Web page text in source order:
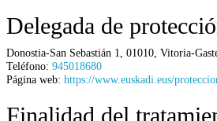
Delegada de
Donostia-San Sebastián 1 01010 Vitoria-
Teléfono: 945018680
Página web: https://www.euskadi.eus/
Finalidad del